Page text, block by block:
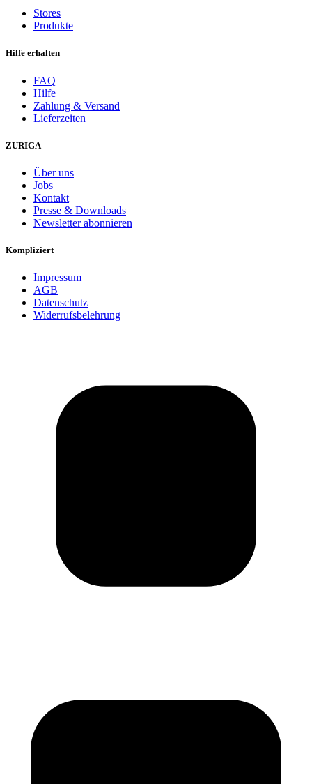
Stores
Produkte
Hilfe erhalten
FAQ
Hilfe
Zahlung & Versand
Lieferzeiten
ZURIGA
Über uns
Jobs
Kontakt
Presse & Downloads
Newsletter abonnieren
Kompliziert
Impressum
AGB
Datenschutz
Widerrufsbelehrung